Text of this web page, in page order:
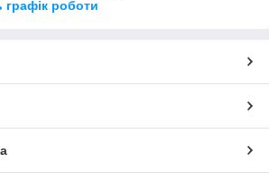
графік роботи